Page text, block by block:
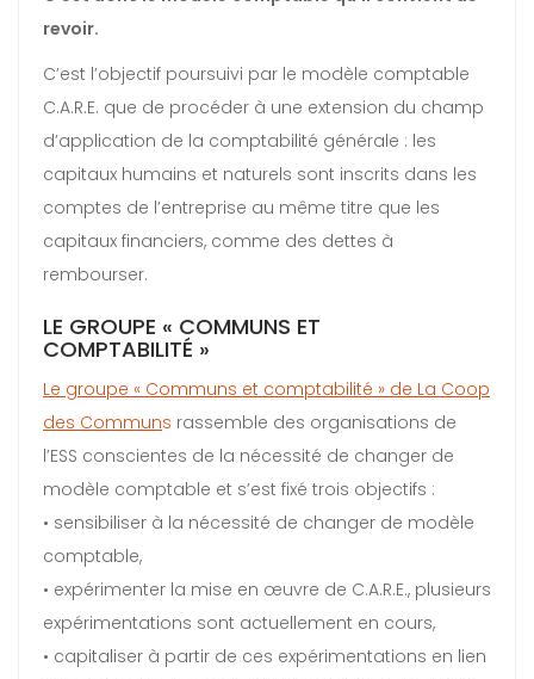
revoir.
C’est l’objectif poursuivi par le modèle comptable
C.A.R.E. que de procéder à une extension du champ
d’application de la comptabilité générale : les
capitaux humains et naturels sont inscrits dans les
comptes de l’entreprise au même titre que les
capitaux financiers, comme des dettes à
rembourser.
LE GROUPE « COMMUNS ET
COMPTABILITÉ »
Le groupe « Communs et comptabilité » de La Coop
des Communs rassemble des organisations de
l’ESS conscientes de la nécessité de changer de
modèle comptable et s’est fixé trois objectifs :
• sensibiliser à la nécessité de changer de modèle
comptable,
• expérimenter la mise en œuvre de C.A.R.E., plusieurs
expérimentations sont actuellement en cours,
• capitaliser à partir de ces expérimentations en lien